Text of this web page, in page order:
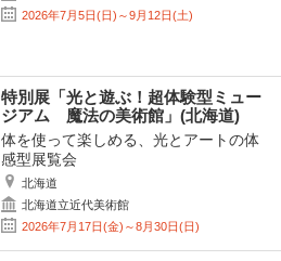
2026年7月5日(日)～9月12日(土)
特別展「光と遊ぶ！超体験型ミュー
ジアム 魔法の美術館」(北海道)
体を使って楽しめる、光とアートの体
感型展覧会
北海道
北海道立近代美術館
2026年7月17日(金)～8月30日(日)